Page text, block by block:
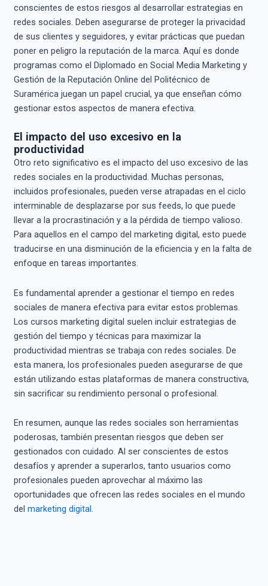
conscientes de estos riesgos al desarrollar estrategias en
redes sociales. Deben asegurarse de proteger la privacidad
de sus clientes y seguidores, y evitar prácticas que puedan
poner en peligro la reputación de la marca. Aquí es donde
programas como el Diplomado en Social Media Marketing y
Gestión de la Reputación Online del Politécnico de
Suramérica juegan un papel crucial, ya que enseñan cómo
gestionar estos aspectos de manera efectiva.
El impacto del uso excesivo en la
productividad
Otro reto significativo es el impacto del uso excesivo de las
redes sociales en la productividad. Muchas personas,
incluidos profesionales, pueden verse atrapadas en el ciclo
interminable de desplazarse por sus feeds, lo que puede
llevar a la procrastinación y a la pérdida de tiempo valioso.
Para aquellos en el campo del marketing digital, esto puede
traducirse en una disminución de la eficiencia y en la falta de
enfoque en tareas importantes.
Es fundamental aprender a gestionar el tiempo en redes
sociales de manera efectiva para evitar estos problemas.
Los cursos marketing digital suelen incluir estrategias de
gestión del tiempo y técnicas para maximizar la
productividad mientras se trabaja con redes sociales. De
esta manera, los profesionales pueden asegurarse de que
están utilizando estas plataformas de manera constructiva,
sin sacrificar su rendimiento personal o profesional.
En resumen, aunque las redes sociales son herramientas
poderosas, también presentan riesgos que deben ser
gestionados con cuidado. Al ser conscientes de estos
desafíos y aprender a superarlos, tanto usuarios como
profesionales pueden aprovechar al máximo las
oportunidades que ofrecen las redes sociales en el mundo
del marketing digital.